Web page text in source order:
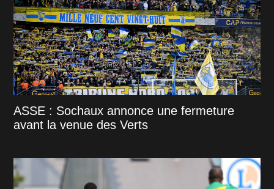
ASSE : Sochaux annonce une fermeture
avant la venue des Verts